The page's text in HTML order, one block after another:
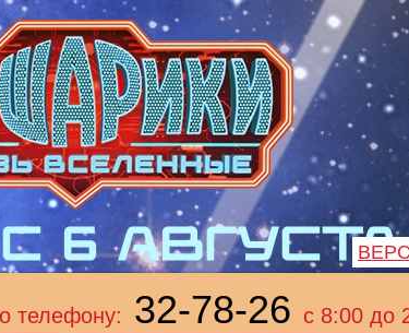
телефону: 32-78-26 с 8:00 до